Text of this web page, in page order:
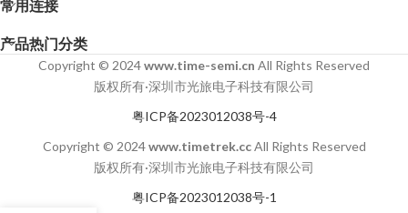
常用连接
产品热门分类
Copyright © 2024www.time-semi.cn All Rights Reserved
版权所有·深圳市光旅电子科技有限公司
粤ICP备2023012038号-4
Copyright © 2024www.timetrek.ccAll Rights Reserved
版权所有·深圳市光旅电子科技有限公司
粤ICP备2023012038号-1